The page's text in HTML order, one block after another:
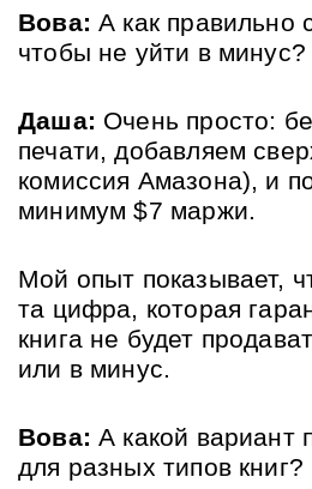
Вова: А как правильно
чтобы не уйти в минус?
Даша: Очень просто:
печати, добавляем
комиссия Амазона), и
минимум $7 маржи.
Мой опыт показывает,
та цифра, которая
книга не будет
или в минус.
Вова: А какой вариант
для разных типов книг?